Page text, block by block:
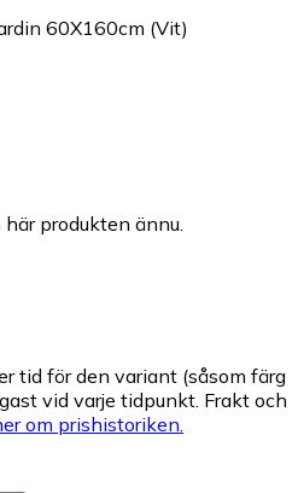
60X160cm (Vit)
produkten ännu.
tid för den variant (såsom färg
vid varje tidpunkt. Frakt och
om prishistoriken.